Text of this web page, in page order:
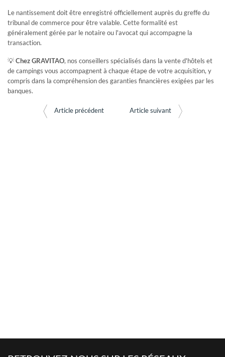
LES VIDÉOS DE TÉMOIGNAGES
CLIENTS
Ils partagent leur expérience en vidéo.
ARTICLES PRATIQUES & PARTAGES
Découvrez des articles utiles rédigés par nos conseillers
Le nantissement doit être enregistré officiellement auprès du greffe du
tribunal de commerce pour être valable. Cette formalité est
généralement gérée par le notaire ou l'avocat qui accompagne la
transaction.
💡Chez GRAVITAO, nos conseillers spécialisés dans la vente d'hôtels et
de campings vous accompagnent à chaque étape de votre acquisition, y
compris dans la compréhension des garanties financières exigées par les
banques.
Article précédent Article suivant